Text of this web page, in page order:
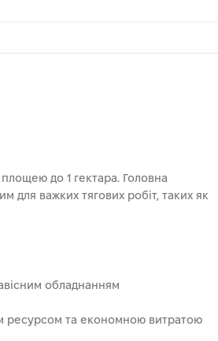
до 1 гектара. Головна
для важких тягових робіт, таких як
обладнанням
ресурсом та економною витратою